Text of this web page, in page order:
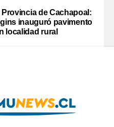
de Cachapoal:
inauguró pavimento
localidad rural